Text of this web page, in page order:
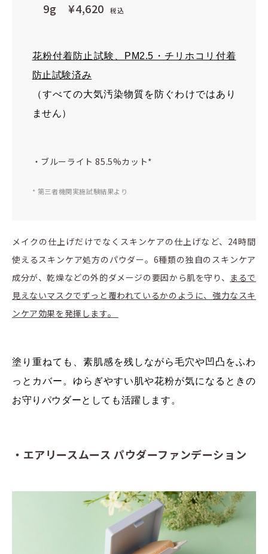
9g
¥4,620 税込
花粉付着防止試験、PM2.5・チリホコリ付着
防止試験済み
（すべての大気汚染物質を防ぐわけではあり
ません）
・ブルーライト 85.5%カット*
* 第三者機関実施試験結果より
メイクの仕上げだけでなくスキンケアの仕上げなど、24時間
使えるスキンケア処方のパウダー。6種類の独自のスキンケア
成分が、乾燥などの外的ダメージの要因から肌を守り、 まるで
見えないマスクでずっと覆われているかのように、強力なスキ
ンケア効果を発揮します。
塗り重ねても、素肌感を残しながら毛穴や凹凸をふわ
っとカバー。ゆらぎやすい肌や花粉が気になるときの
お守りパウダーとしても活躍します。
・エアリースムース パウダーファンデーション